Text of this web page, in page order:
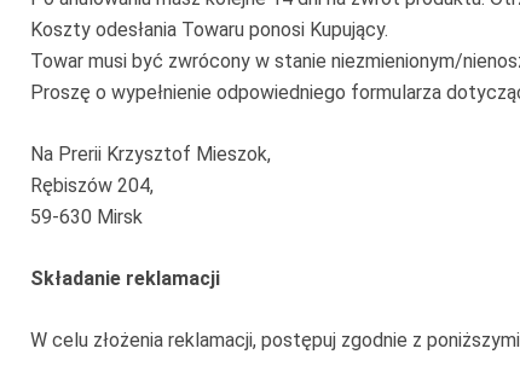
Koszty odesłania Towaru ponosi Kupujący.
Towar musi być zwrócony w stanie niezmienionym/
Proszę o wypełnienie odpowiedniego formularza
Na Prerii Krzysztof Mieszok,
Rębiszów 204,
59-630 Mirsk
Składanie reklamacji
W celu złożenia reklamacji, postępuj zgodnie z